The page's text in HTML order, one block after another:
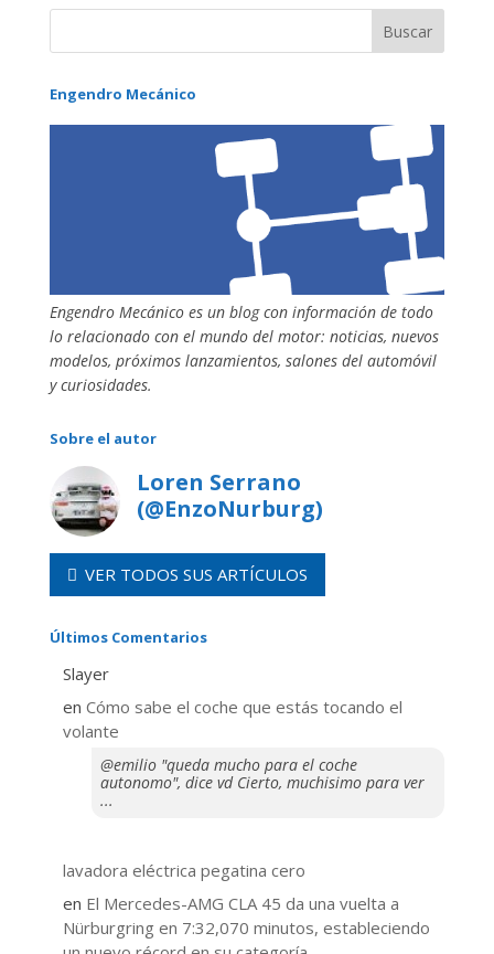
Engendro Mecánico
Engendro Mecánico es un blog con información de todo
lo relacionado con el mundo del motor: noticias, nuevos
modelos, próximos lanzamientos, salones del automóvil
y curiosidades.
Sobre el autor
Loren Serrano
(@EnzoNurburg)
VER TODOS SUS ARTÍCULOS
Últimos Comentarios
Slayer
en ​Cómo sabe el coche que estás tocando el
volante
@emilio "queda mucho para el coche
autonomo", dice vd Cierto, muchisimo para ver
...
lavadora eléctrica pegatina cero
en El Mercedes-AMG CLA 45 da una vuelta a
Nürburgring en 7:32,070 minutos, estableciendo